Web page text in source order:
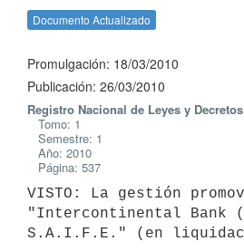
Documento Actualizado
Promulgación: 18/03/2010
Publicación: 26/03/2010
Registro Nacional de Leyes y
Tomo: 1
Semestre: 1
Año: 2010
Página: 537
VISTO: La gestión
"Intercontinental Bank
S.A.I.F.E." (en